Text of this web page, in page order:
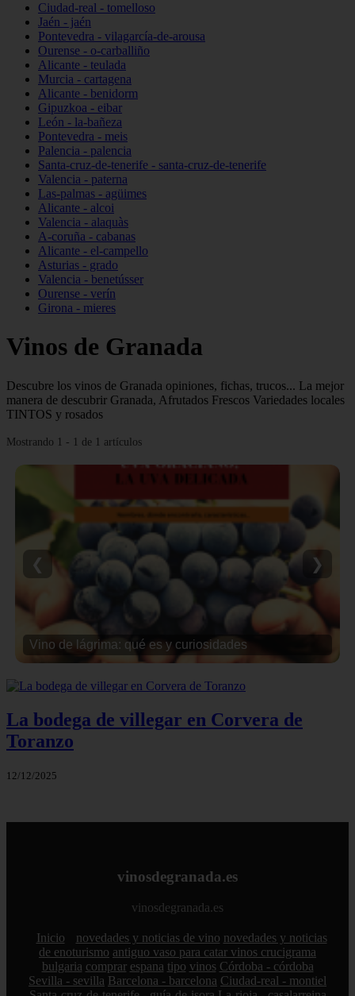
Ciudad-real - tomelloso
Jaén - jaén
Pontevedra - vilagarcía-de-arousa
Ourense - o-carballiño
Alicante - teulada
Murcia - cartagena
Alicante - benidorm
Gipuzkoa - eibar
León - la-bañeza
Pontevedra - meis
Palencia - palencia
Santa-cruz-de-tenerife - santa-cruz-de-tenerife
Valencia - paterna
Las-palmas - agüimes
Alicante - alcoi
Valencia - alaquàs
A-coruña - cabanas
Alicante - el-campello
Asturias - grado
Valencia - benetússer
Ourense - verín
Girona - mieres
Vinos de Granada
Descubre los vinos de Granada opiniones, fichas, trucos... La mejor
manera de descubrir Granada, Afrutados Frescos Variedades locales
TINTOS y rosados
Mostrando 1 - 1 de 1 artículos
Vino de lágrima: qué es y curiosidades
❮ ❯
La bodega de villegar en Corvera de
Toranzo
12/12/2025
vinosdegranada.es
vinosdegranada.es
Inicio novedades y noticias de vino novedades y noticias
de enoturismo antiguo vaso para catar vinos crucigrama
bulgaria comprar espana tipo vinos Córdoba - córdoba
Sevilla - sevilla Barcelona - barcelona Ciudad-real - montiel